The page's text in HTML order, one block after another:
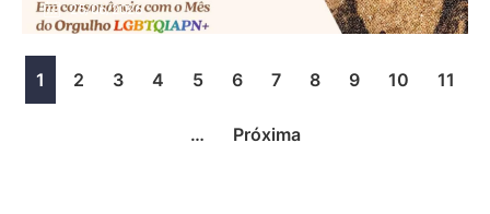
25/06/2026
1 2 3 4 5 6 7 8 9 10 11
… Próxima